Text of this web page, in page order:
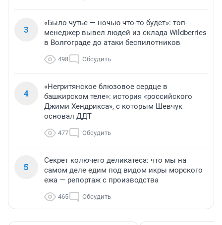
3
«Было чутье — ночью что-то будет»: топ-
менеджер вывел людей из склада Wildberries
в Волгограде до атаки беспилотников
498 Обсудить
4
«Негритянское блюзовое сердце в
башкирском теле»: история «российского
Джими Хендрикса», с которым Шевчук
основал ДДТ
477 Обсудить
5
Секрет колючего деликатеса: что мы на
самом деле едим под видом икры морского
ежа — репортаж с производства
465 Обсудить